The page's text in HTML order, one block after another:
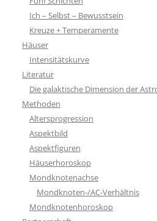
Ich – Selbst – Bewusstsein
Kreuze + Temperamente
Häuser
Intensitätskurve
Literatur
Die galaktische Dimension der
Methoden
Altersprogression
Aspektbild
Aspektfiguren
Häuserhoroskop
Mondknotenachse
Mondknoten-/AC-Verhältnis
Mondknotenhoroskop